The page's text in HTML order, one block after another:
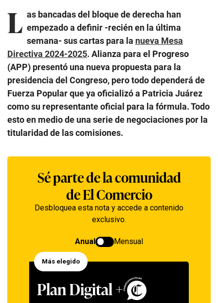
L as bancadas del bloque de derecha han
empezado a definir -recién en la última
semana- sus cartas para la nueva Mesa
Directiva 2024-2025. Alianza para el Progreso
(APP) presentó una nueva propuesta para la
presidencia del Congreso, pero todo dependerá de
Fuerza Popular que ya oficializó a Patricia Juárez
como su representante oficial para la fórmula. Todo
esto en medio de una serie de negociaciones por la
titularidad de las comisiones.